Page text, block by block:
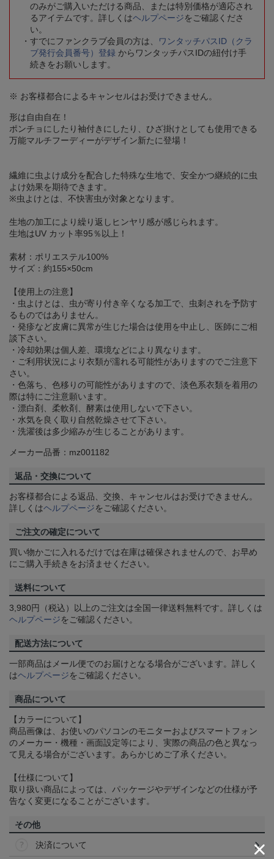
のみがご購入いただける商品、または特別価格が適応され
るアイテムです。詳しくはヘルプページをご確認くださ
い。
すでにファンクラブ会員の方は、
ワンタッチパスID（クラ
ブ発行会員番号）登録 からワンタッチパスIDの紐付け手
続きをお願いします。
※ お客様都合によるキャンセルはお受けできません。
形は自由自在！
ポンチョにしたり袖付きにしたり、ひざ掛けとしても使用できる
万能マルチフーディーがデザイン新たに登場！
繊維に虫よけ成分を配合した特殊な生地で、安全かつ継続的に虫
よけ効果を期待できます。
※虫よけとは、不快害虫が対象となります。
生地の加工により繰り返しヒンヤリ感が感じられます。
生地はUV カット率95％以上！
素材：ポリエステル100%
サイズ：約155×50cm
【使用上の注意】
・虫よけとは、虫が寄り付き辛くなる加工で、虫刺されを予防す
るものではありません。
・発疹など皮膚に異常が生じた場合は使用を中止し、医師にご相
談下さい。
・冷却効果は個人差、環境などにより異なります。
・ご利用状況により衣類が濡れる可能性がありますのでご注意下
さい。
・色落ち、色移りの可能性がありますので、淡色系衣類を着用の
際は特にご注意願います。
・漂白剤、柔軟剤、酵素は使用しないで下さい。
・水気を良く取り自然乾燥させて下さい。
・洗濯後は多少縮みが生じることがあります。
メーカー品番：mz001182
返品・交換について
お客様都合による返品、交換、キャンセルはお受けできません。
詳しくはヘルプページをご確認ください。
ご注文の確定について
買い物かごに入れるだけでは在庫は確保されませんので、お早め
にご購入手続きをお済ませください。
送料について
3,980円（税込）以上のご注文は全国一律送料無料です。詳しくは
ヘルプページをご確認ください。
配送方法について
一部商品はメール便でのお届けとなる場合がございます。詳しく
はヘルプページをご確認ください。
商品について
【カラーについて】
商品画像は、お使いのパソコンのモニターおよびスマートフォン
のメーカー・機種・画面設定等により、実際の商品の色と異なっ
て見える場合がございます。あらかじめご了承ください。
【仕様について】
取り扱い商品によっては、パッケージやデザインなどの仕様が予
告なく変更になることがございます。
その他
決済について